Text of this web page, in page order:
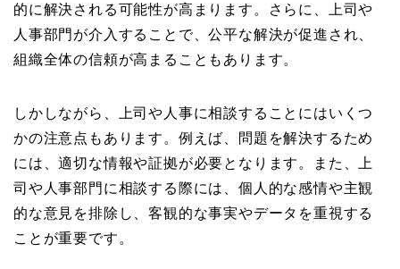
的に解決される可能性が高まります。さらに、上司や
人事部門が介入することで、公平な解決が促進され、
組織全体の信頼が高まることもあります。
しかしながら、上司や人事に相談することにはいくつ
かの注意点もあります。例えば、問題を解決するため
には、適切な情報や証拠が必要となります。また、上
司や人事部門に相談する際には、個人的な感情や主観
的な意見を排除し、客観的な事実やデータを重視する
ことが重要です。